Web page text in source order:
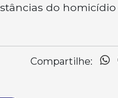
do
Compartilhe: